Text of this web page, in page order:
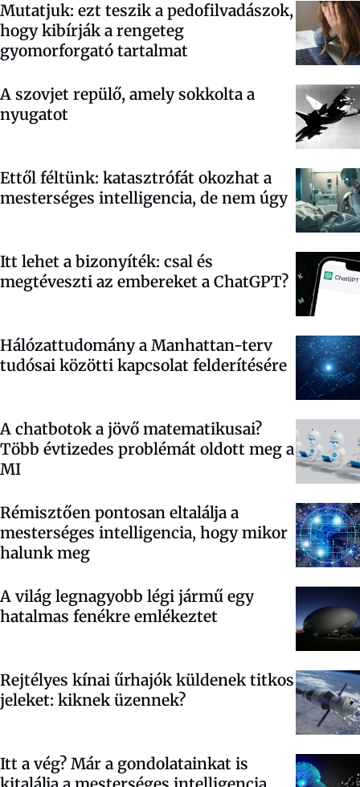
Mutatjuk: ezt teszik a pedofilvadászok,
hogy kibírják a rengeteg
gyomorforgató tartalmat
A szovjet repülő, amely sokkolta a
nyugatot
Ettől féltünk: katasztrófát okozhat a
mesterséges intelligencia, de nem úgy
Itt lehet a bizonyíték: csal és
megtéveszti az embereket a ChatGPT?
Hálózattudomány a Manhattan-terv
tudósai közötti kapcsolat felderítésére
A chatbotok a jövő matematikusai?
Több évtizedes problémát oldott meg a
MI
Rémisztően pontosan eltalálja a
mesterséges intelligencia, hogy mikor
halunk meg
A világ legnagyobb légi jármű egy
hatalmas fenékre emlékeztet
Rejtélyes kínai űrhajók küldenek titkos
jeleket: kiknek üzennek?
Itt a vég? Már a gondolatainkat is